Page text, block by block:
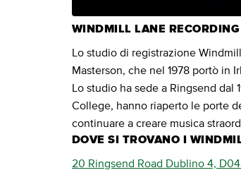
WINDMILL LANE
Lo studio di registrazione
Masterson, che nel 1978 portò in
Lo studio ha sede a Ringsend
College, hanno riaperto le porte
continuare a creare musica
DOVE SI TROVANO I
20 Ringsend Road Dublino 4,